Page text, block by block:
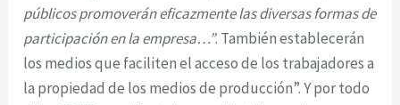
públicos promoverán eficazmente las diversas formas de
participación en la empresa…”. También establecerán
los medios que faciliten el acceso de los trabajadores a
la propiedad de los medios de producción”. Y por todo